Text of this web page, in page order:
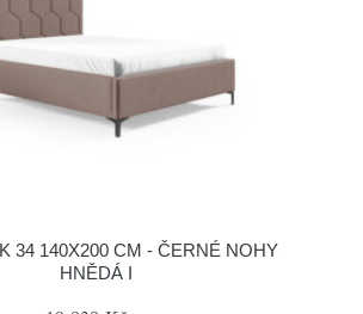
34 140X200 CM - ČERNÉ NOHY
HNĚDÁ I